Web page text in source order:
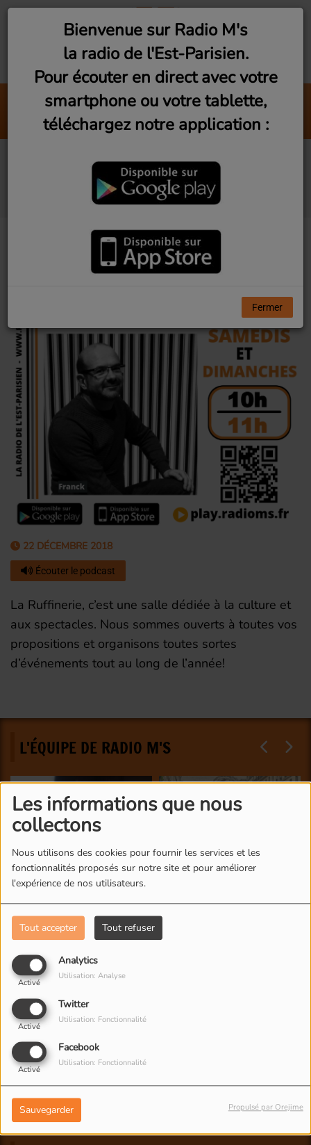
Les informations que nous
collectons
Nous utilisons des cookies pour fournir les services et les
fonctionnalités proposés sur notre site et pour améliorer
l'expérience de nos utilisateurs.
Tout accepter Tout refuser
Analytics
Activé
Utilisation: Analyse
Twitter
Activé
Utilisation: Fonctionnalité
Facebook
Activé
Utilisation: Fonctionnalité
Sauvegarder Propulsé par Orejime
Sorry Seems To Be The
Elton John
Vu d'Ici! Ep2 - La
Ruffinerie de Montreuil
22 DÉCEMBRE 2018
Écouter le podcast
La Ruffinerie, c’est une salle dédiée à la culture et
aux spectacles. Nous sommes ouverts à toutes vos
propositions et organisons toutes sortes
d’événements tout au long de l’année!
L'ÉQUIPE DE RADIO M'S
Bienvenue sur Radio M's
la radio de l'Est-Parisien.
Pour écouter en direct avec votre
smartphone ou votre tablette,
téléchargez notre application :
Fermer